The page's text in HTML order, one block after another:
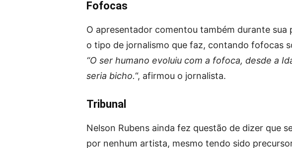
Fofocas
O apresentador comentou também durante sua
o tipo de jornalismo que faz, contando fofocas
“O ser humano evoluiu com a fofoca, desde a
seria bicho.“, afirmou o jornalista.
Tribunal
Nelson Rubens ainda fez questão de dizer que
por nenhum artista, mesmo tendo sido